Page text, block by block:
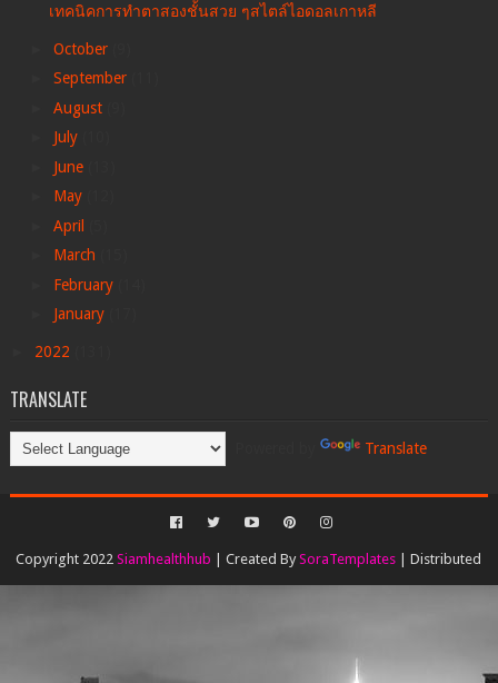
เทคนิคการทำตาสองชั้นสวย ๆสไตล์ไอดอลเกาหลี
October
September
August
July
June
May
April
March
February
January
2022
TRANSLATE
Translate
Copyright 2022Siamhealthhub | Created BySoraTemplates | Distributed